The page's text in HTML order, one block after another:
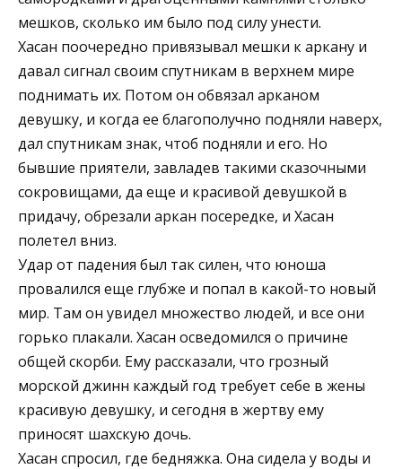
мешков, сколько им было под силу унести.
Хасан поочередно привязывал мешки к аркану и
давал сигнал своим спутникам в верхнем мире
поднимать их. Потом он обвязал арканом
девушку, и когда ее благополучно подняли наверх,
дал спутникам знак, чтоб подняли и его. Но
бывшие приятели, завладев такими сказочными
сокровищами, да еще и красивой девушкой в
придачу, обрезали аркан посередке, и Хасан
полетел вниз.
Удар от падения был так силен, что юноша
провалился еще глубже и попал в какой-то новый
мир. Там он увидел множество людей, и все они
горько плакали. Хасан осведомился о причине
общей скорби. Ему рассказали, что грозный
морской джинн каждый год требует себе в жены
красивую девушку, и сегодня в жертву ему
приносят шахскую дочь.
Хасан спросил, где бедняжка. Она сидела у воды и